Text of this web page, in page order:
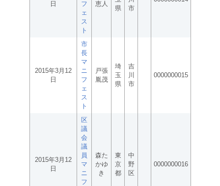
日
フ
ェ
ス
ト
恵人
県
市
2015年3月12
日
市
長
マ
ニ
フ
ェ
ス
ト
戸張
胤茂
埼
玉
県
吉
川
市
0000000015
2015年3月12
日
区
議
会
議
員
マ
ニ
フ
森た
かゆ
き
東
京
都
中
野
区
0000000016